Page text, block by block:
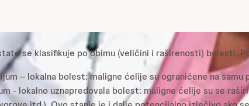
se klasifikuje po obimu (veličini i raširenosti) bolesti.
– lokalna bolest: maligne ćelije su ograničene na
- lokalno uznapredovala bolest: maligne ćelije su se